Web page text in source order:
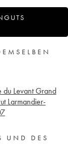
du Levant Grand
Larmandier-
UND DES